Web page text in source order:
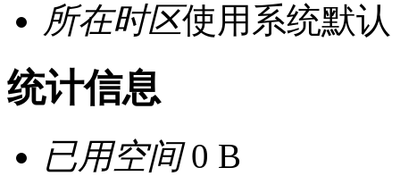
所在时区使用系统默认
统计信息
已用空间0 B